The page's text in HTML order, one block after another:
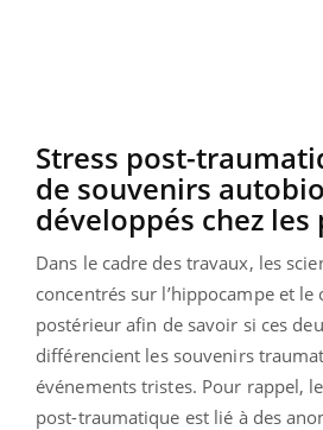
Stress post-
de souvenirs
développés chez les
Dans le cadre des travaux, les
concentrés sur l’hippocampe et
postérieur afin de savoir si ces
différencient les souvenirs
événements tristes. Pour rappel,
post-traumatique est lié à des